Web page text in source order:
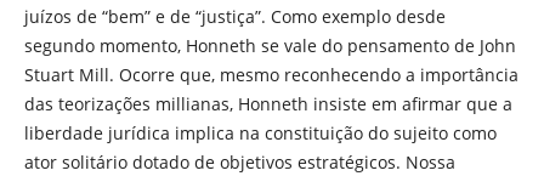
juízos de “bem” e de “justiça”. Como exemplo desde
segundo momento, Honneth se vale do pensamento de John
Stuart Mill. Ocorre que, mesmo reconhecendo a importância
das teorizações millianas, Honneth insiste em afirmar que a
liberdade jurídica implica na constituição do sujeito como
ator solitário dotado de objetivos estratégicos. Nossa